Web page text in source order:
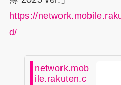
https://
d/
network.mob
ile.rakuten.c